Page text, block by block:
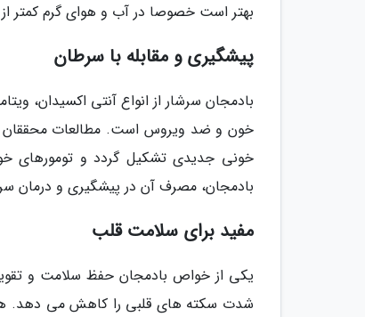
بهتر است خصوصا در آب و هوای گرم کمتر از
پیشگیری و مقابله با سرطان
بادمجان سرشار از انواع آنتی اکسیدان،
خون و ضد ویروس است. مطالعات محققان
خونی جدیدی تشکیل گردد و تومورهای
بادمجان، مصرف آن در پیشگیری و درمان
مفید برای سلامت قلب
یکی از خواص بادمجان حفظ سلامت و
شدت سکته های قلبی را کاهش می دهد.